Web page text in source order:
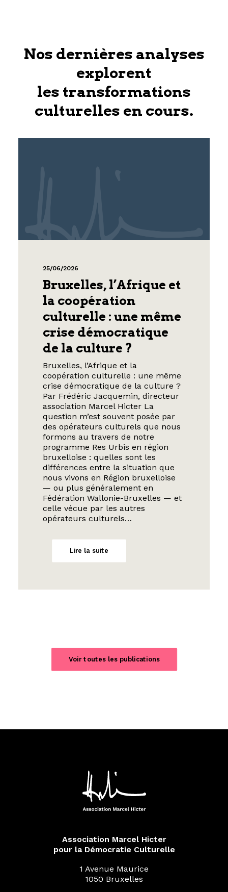
Nos dernières analyses
explorent
les transformations
culturelles en cours.
25/06/2026
Bruxelles, l’Afrique et
la coopération
culturelle : une même
crise démocratique
de la culture ?
Bruxelles, l’Afrique et la
coopération culturelle : une même
crise démocratique de la culture ?
Par Frédéric Jacquemin, directeur
association Marcel Hicter La
question m’est souvent posée par
des opérateurs culturels que nous
formons au travers de notre
programme Res Urbis en région
bruxelloise : quelles sont les
différences entre la situation que
nous vivons en Région bruxelloise
— ou plus généralement en
Fédération Wallonie-Bruxelles — et
celle vécue par les autres
opérateurs culturels…
Lire la suite
Voir toutes les publications
Association Marcel Hicter
pour la Démocratie Culturelle
1 Avenue Maurice
1050 Bruxelles